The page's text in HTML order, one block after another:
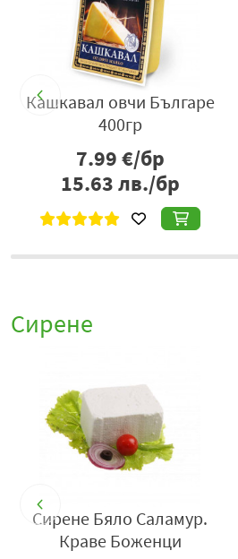
Кашкавал овчи Българе
400гр
7.99€/бр
15.63лв./бр
Сирене
Сирене Бяло Саламур.
Краве Боженци